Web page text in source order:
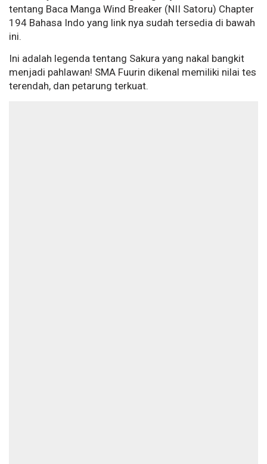
tentang Baca Manga Wind Breaker (NII Satoru) Chapter
194 Bahasa Indo yang link nya sudah tersedia di bawah
ini.
Ini adalah legenda tentang Sakura yang nakal bangkit
menjadi pahlawan! SMA Fuurin dikenal memiliki nilai tes
terendah, dan petarung terkuat.